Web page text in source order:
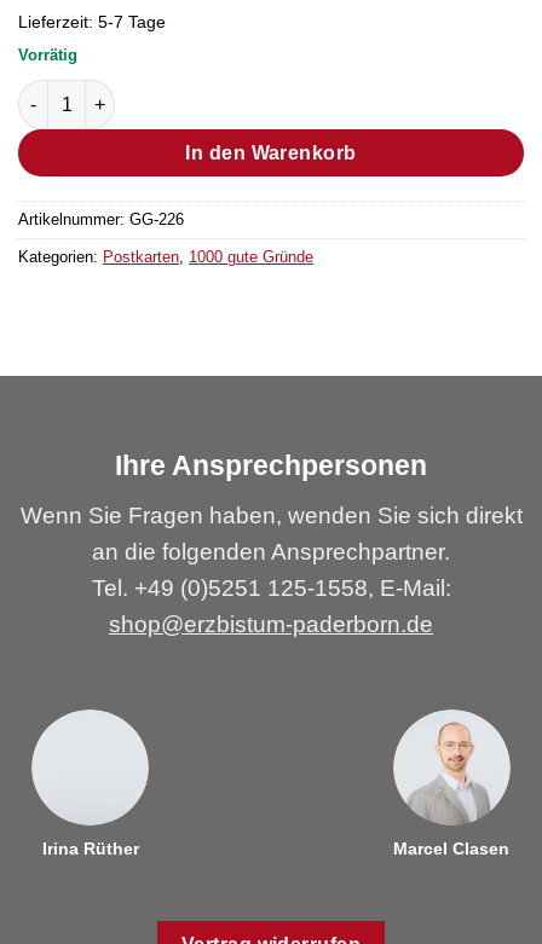
Lieferzeit: 5-7 Tage
Vorrätig
Postkarte Grund Nr. 456 (Bestellmenge "1" entsprechen 25
In den Warenkorb
Artikelnummer: GG-226
Kategorien: Postkarten, 1000 gute Gründe
Ihre Ansprechpersonen
Wenn Sie Fragen haben, wenden Sie sich direkt
an die folgenden Ansprechpartner.
Tel. +49 (0)5251 125-1558, E-Mail:
shop@erzbistum-paderborn.de
Irina Rüther Marcel Clasen